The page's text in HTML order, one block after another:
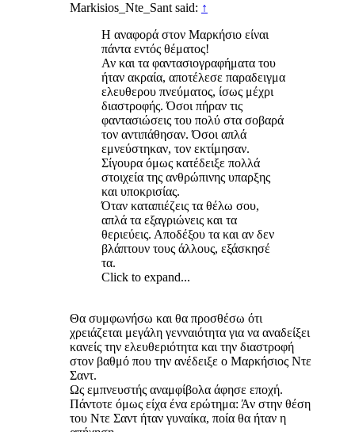
Markisios_Nte_Sant said: ↑
Η αναφορά στον Μαρκήσιο είναι
πάντα εντός θέματος!
Αν και τα φαντασιογραφήματα του
ήταν ακραία, αποτέλεσε παραδειγμα
ελευθερου πνεύματος, ίσως μέχρι
διαστροφής. Όσοι πήραν τις
φαντασιώσεις του πολύ στα σοβαρά
τον αντιπάθησαν. Όσοι απλά
εμνεύστηκαν, τον εκτίμησαν.
Σίγουρα όμως κατέδειξε πολλά
στοιχεία της ανθρώπινης υπαρξης
και υποκρισίας.
Όταν καταπιέζεις τα θέλω σου,
απλά τα εξαγριώνεις και τα
θεριεύεις. Αποδέξου τα και αν δεν
βλάπτουν τους άλλους, εξάσκησέ
τα.
Click to expand...
Θα συμφωνήσω και θα προσθέσω ότι
χρειάζεται μεγάλη γενναιότητα για να αναδείξει
κανείς την ελευθεριότητα και την διαστροφή
στον βαθμό που την ανέδειξε ο Μαρκήσιος Ντε
Σαντ.
Ως εμπνευστής αναμφίβολα άφησε εποχή.
Πάντοτε όμως είχα ένα ερώτημα: Άν στην θέση
του Ντε Σαντ ήταν γυναίκα, ποία θα ήταν η